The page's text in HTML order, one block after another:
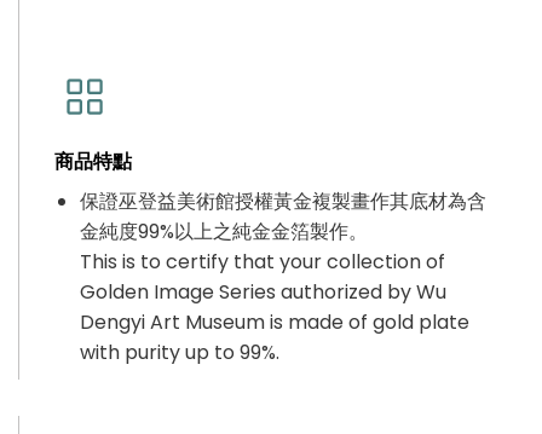
商品特點
保證巫登益美術館授權黃金複製畫作其底材為含
金純度99%以上之純金金箔製作。
This is to certify that your collection of
Golden Image Series authorized by Wu
Dengyi Art Museum is made of gold plate
with purity up to 99%.